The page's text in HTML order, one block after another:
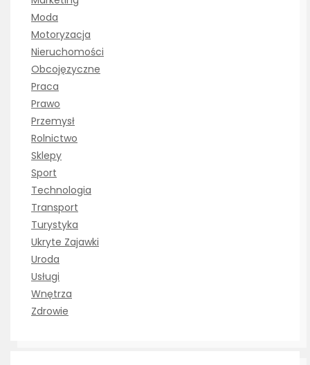
Moda
Motoryzacja
Nieruchomości
Obcojęzyczne
Praca
Prawo
Przemysł
Rolnictwo
Sklepy
Sport
Technologia
Transport
Turystyka
Ukryte Zajawki
Uroda
Usługi
Wnętrza
Zdrowie